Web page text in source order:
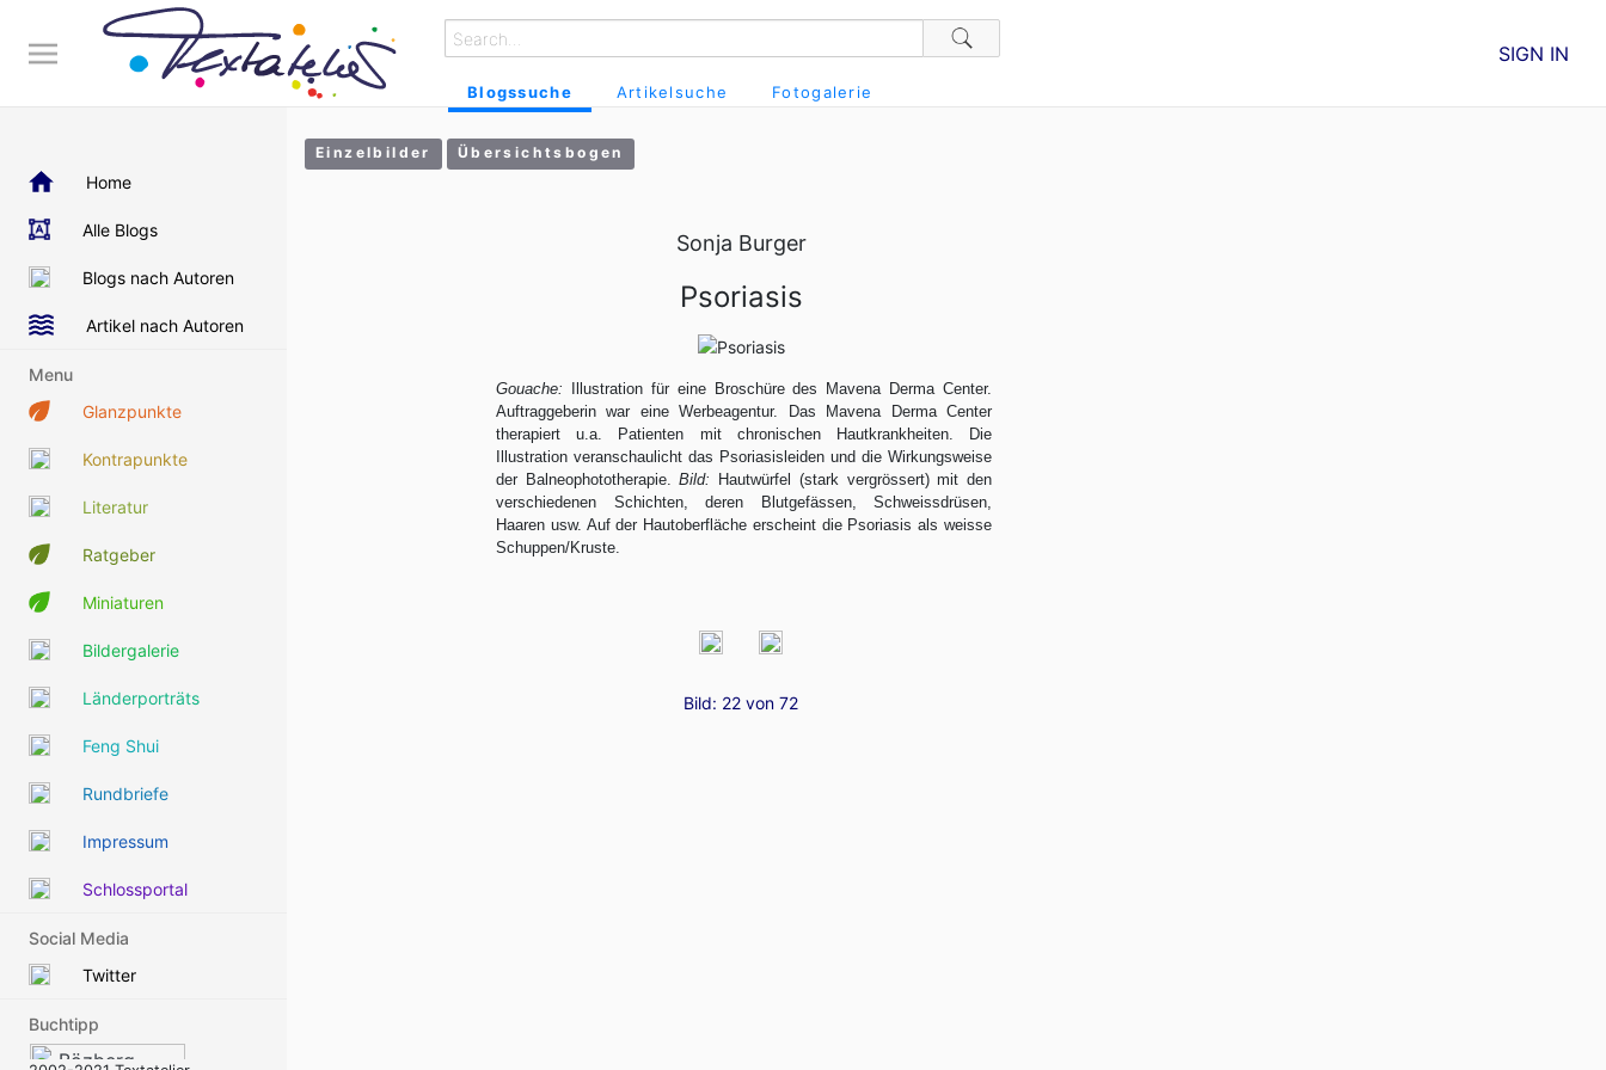
Blogssuche Artikelsuche Fotogalerie
SIGN IN
Home
Alle Blogs
Blogs nach Autoren
Artikel nach Autoren
Menu
Glanzpunkte
Kontrapunkte
Literatur
Ratgeber
Miniaturen
Bildergalerie
Länderporträts
Feng Shui
Rundbriefe
Impressum
Schlossportal
Social Media
Twitter
Buchtipp
Einzelbilder Übersichtsbogen
Sonja Burger
Psoriasis
Gouache: Illustration für eine Broschüre des Mavena Derma Center.
Auftraggeberin war eine Werbeagentur. Das Mavena Derma Center
therapiert u.a. Patienten mit chronischen Hautkrankheiten. Die
Illustration veranschaulicht das Psoriasisleiden und die Wirkungsweise
der Balneophototherapie.Bild: Hautwürfel (stark vergrössert) mit den
verschiedenen Schichten, deren Blutgefässen, Schweissdrüsen,
Haaren usw. Auf der Hautoberfläche erscheint die Psoriasis als weisse
Schuppen/Kruste.
Bild: 22 von 72